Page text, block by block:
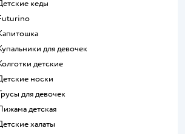
Детские кеды
Futurino
Капитошка
Купальники для девочек
Колготки детские
Детские носки
Трусы для девочек
Пижама детская
Детские халаты